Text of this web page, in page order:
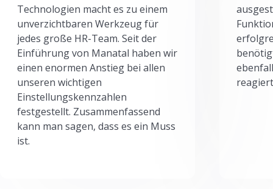
Technologien macht es zu einem
unverzichtbaren Werkzeug für
jedes große HR-Team. Seit der
Einführung von Manatal haben wir
einen enormen Anstieg bei allen
unseren wichtigen
Einstellungskennzahlen
festgestellt. Zusammenfassend
kann man sagen, dass es ein Muss
ist.